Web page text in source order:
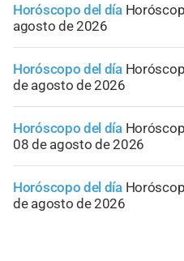
Horóscopo del día
agosto de 2026
Horóscopo del día
de agosto de 2026
Horóscopo del día
08 de agosto de 2026
Horóscopo del día
de agosto de 2026